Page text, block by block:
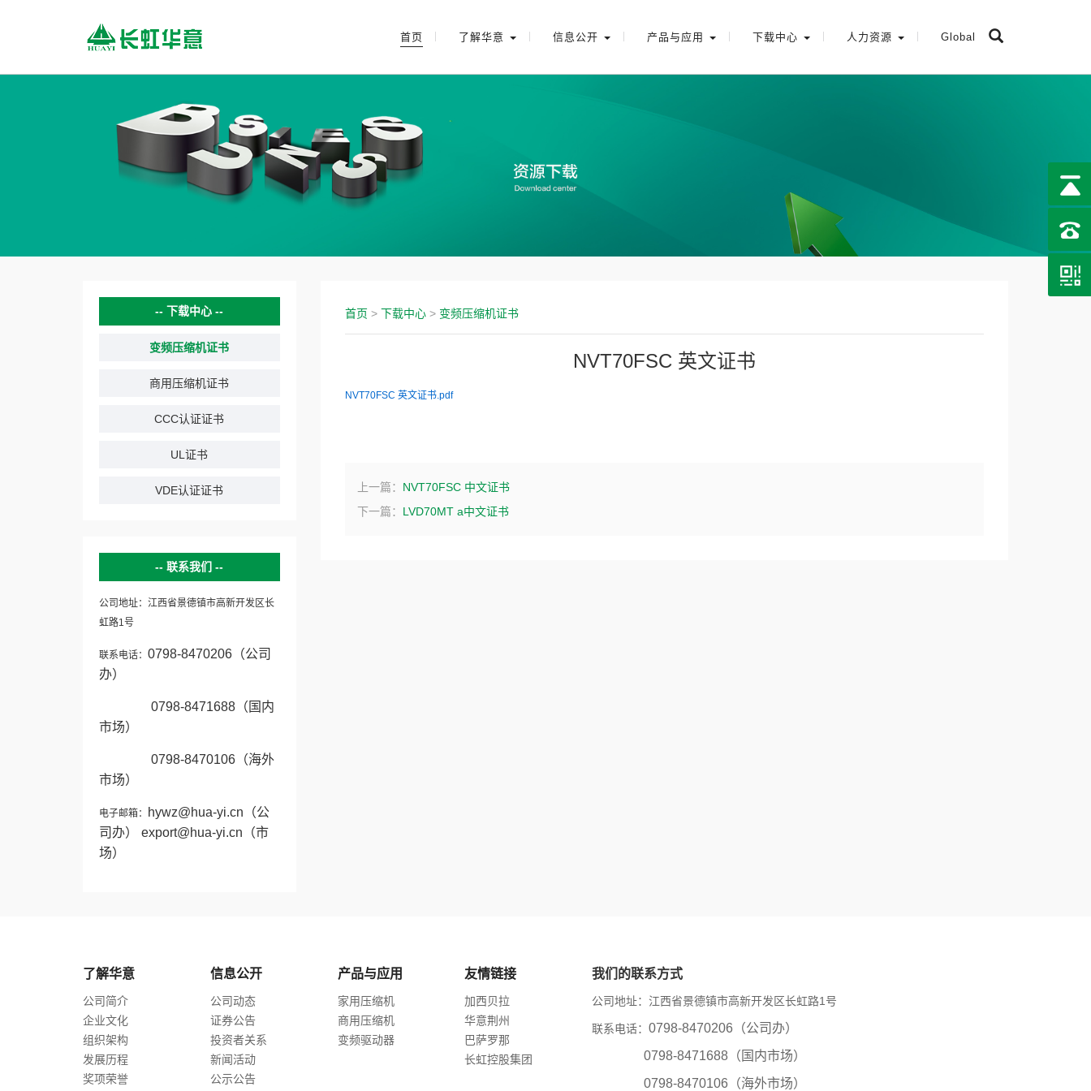
首页 了解华意 信息公开 产品与应用 下载中心 人力资源 Global
下载中心
变频压缩机证书
商用压缩机证书
CCC认证证书
UL证书
VDE认证证书
联系我们
公司地址：江西省景德镇市高新开发区长
虹路1号
联系电话： 0798-8470206（公司
办）
0798-8471688（国内
市场）
0798-8470106 （海外
市场）
电子邮箱： hywz@hua-yi.cn （公
司办）
export@hua-yi.cn （市
场）
首页 > 下载中心> 变频压缩机证书
NVT70FSC 英文证书
NVT70FSC 英文证书.pdf
上一篇： NVT70FSC 中文证书
下一篇： LVD70MT a中文证书
了解华意
公司简介
企业文化
组织架构
发展历程
奖项荣誉
信息公开
公司动态
证券公告
投资者关系
新闻活动
公示公告
产品与应用
家用压缩机
商用压缩机
变频驱动器
友情链接
加西贝拉
华意荆州
巴萨罗那
长虹控股集团
我们的联系方式
公司地址：江西省景德镇市高新开发区长虹路1号
联系电话： 0798-8470206（公司办）
0798-8471688（国内市场）
0798-8470106 （海外市场）